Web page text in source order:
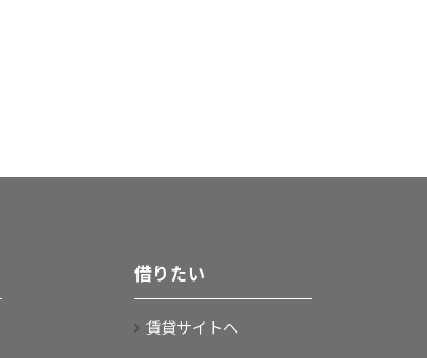
借りたい
賃貸サイトへ